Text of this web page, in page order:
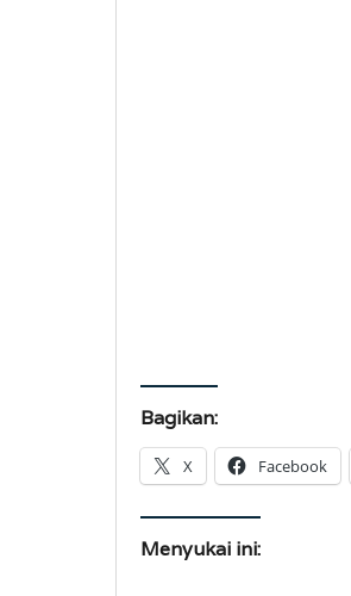
Bagikan:
X Facebook
Menyukai ini: